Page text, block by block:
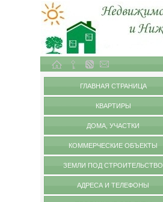
ГЛАВНАЯ СТРАНИЦА
КВАРТИРЫ
ДОМА, УЧАСТКИ
КОММЕРЧЕСКИЕ ОБЪЕКТЫ
ЗЕМЛИ ПОД СТРОИТЕЛЬСТВО
АДРЕСА И ТЕЛЕФОНЫ